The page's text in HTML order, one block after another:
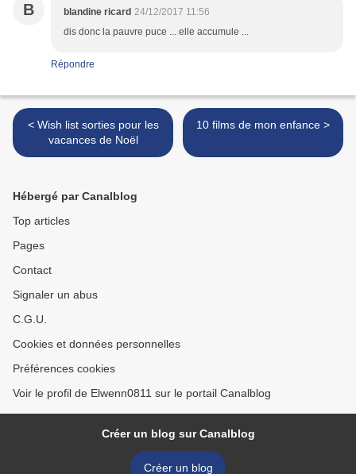
B blandine ricard 24/12/2017 11:56
dis donc la pauvre puce ... elle accumule ...
Répondre
< Wish list sorties pour les
vacances de Noël
10 films de mon enfance >
Hébergé par Canalblog
Top articles
Pages
Contact
Signaler un abus
C.G.U.
Cookies et données personnelles
Préférences cookies
Voir le profil de Elwenn0811 sur le portail Canalblog
Créer un blog sur Canalblog
Créer un blog